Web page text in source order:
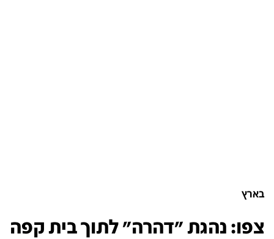
בארץ
צפו: נהגת "דהרה" לתוך בית קפה